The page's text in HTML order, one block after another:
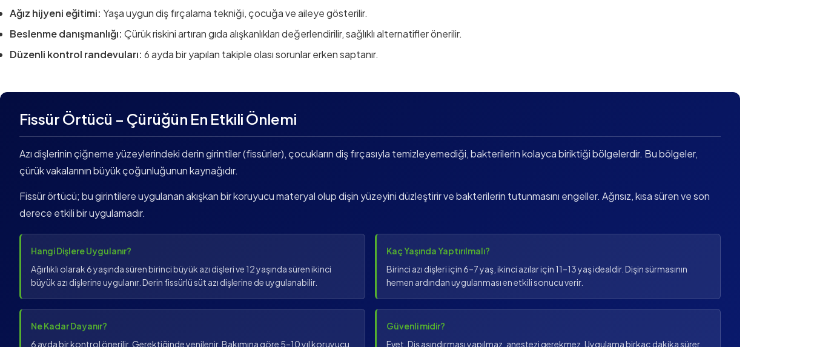
Ağız hijyeni eğitimi: Yaşa uygun diş fırçalama tekniği, çocuğa ve aileye gösterilir.
Beslenme danışmanlığı: Çürük riskini artıran gıda alışkanlıkları değerlendirilir, sağlıklı alternatifler önerilir.
Düzenli kontrol randevuları: 6 ayda bir yapılan takiple olası sorunlar erken saptanır.
Fissür Örtücü – Çürüğün En Etkili Önlemi
Azı dişlerinin çiğneme yüzeylerindeki derin girintiler (fissürler), çocukların diş fırçasıyla temizleyemediği, bakterilerin kolayca biriktiği bölgelerdir. Bu bölgeler,
çürük vakalarının büyük çoğunluğunun kaynağıdır.
Fissür örtücü; bu girintilere uygulanan akışkan bir koruyucu materyal olup dişin yüzeyini düzleştirir ve bakterilerin tutunmasını engeller. Ağrısız, kısa süren ve son
derece etkili bir uygulamadır.
Hangi Dişlere Uygulanır?
Ağırlıklı olarak 6 yaşında süren birinci büyük azı dişleri ve 12 yaşında süren ikinci
büyük azı dişlerine uygulanır. Derin fissürlü süt azı dişlerine de uygulanabilir.
Kaç Yaşında Yaptırılmalı?
Birinci azı dişleri için 6–7 yaş, ikinci azılar için 11–13 yaş idealdir. Dişin sürmasının
hemen ardından uygulanması en etkili sonucu verir.
Ne Kadar Dayanır?
6 ayda bir kontrol önerilir. Gerektiğinde yenilenir. Bakımına göre 5–10 yıl koruyucu
Güvenli midir?
Evet. Diş aşındırması yapılmaz, anestezi gerekmez. Uygulama birkaç dakika sürer,